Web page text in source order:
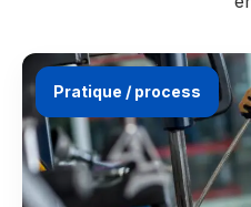
Pratique / process